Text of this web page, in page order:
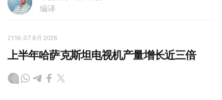
编译
21:19, 07 8月 2026
上半年哈萨克斯坦电视机产量增长近三倍